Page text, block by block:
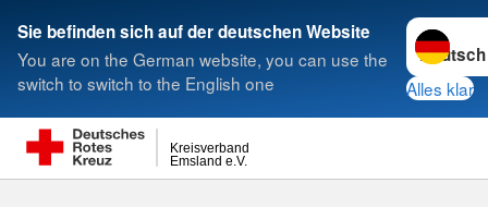
Sie befinden sich auf der deutschen Website
You are on the German website, you can use the
switch to switch to the English one
Sprache
Alles klar
Emsland e.V.
Kreisverband
Suche